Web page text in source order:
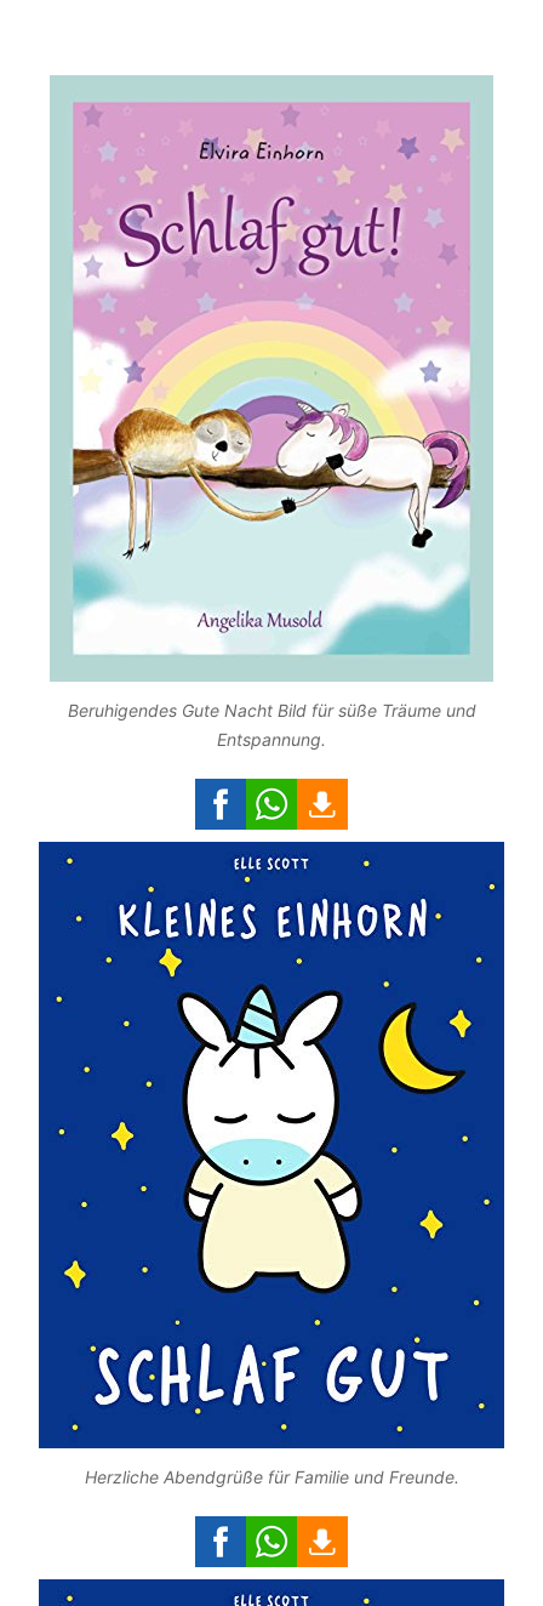
Beruhigendes Gute Nacht Bild für süße Träume und
Entspannung.
Herzliche Abendgrüße für Familie und Freunde.